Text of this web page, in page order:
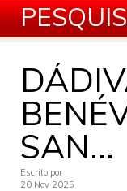
SAN...
Escrito por
20 Nov 2025